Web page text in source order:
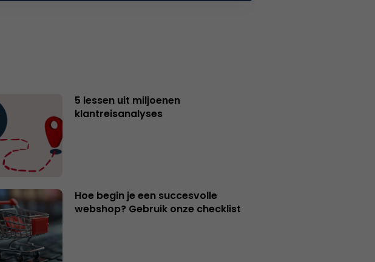
5 lessen uit miljoenen
klantreisanalyses
Hoe begin je een succesvolle
webshop? Gebruik onze checklist